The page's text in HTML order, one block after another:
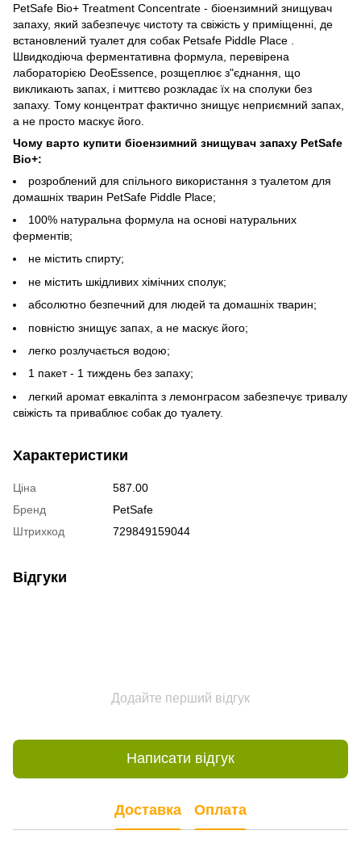
PetSafe Bio+ Treatment Concentrate - біоензимний знищувач
запаху, який забезпечує чистоту та свіжість у приміщенні, де
встановлений туалет для собак Petsafe Piddle Place .
Швидкодіюча ферментативна формула, перевірена
лабораторією DeoEssence, розщеплює з"єднання, що
викликають запах, і миттєво розкладає їх на сполуки без
запаху. Тому концентрат фактично знищує неприємний запах,
а не просто маскує його.
Чому варто купити біоензимний знищувач запаху PetSafe
Bio+:
розроблений для спільного використання з туалетом для
домашніх тварин PetSafe Piddle Place;
100% натуральна формула на основі натуральних
ферментів;
не містить спирту;
не містить шкідливих хімічних сполук;
абсолютно безпечний для людей та домашніх тварин;
повністю знищує запах, а не маскує його;
легко розлучається водою;
1 пакет - 1 тиждень без запаху;
легкий аромат евкаліпта з лемонграсом забезпечує тривалу
свіжість та приваблює собак до туалету.
Характеристики
Ціна
587.00
Бренд
PetSafe
Штрихкод
729849159044
Відгуки
Додайте перший відгук
Написати відгук
Доставка Оплата